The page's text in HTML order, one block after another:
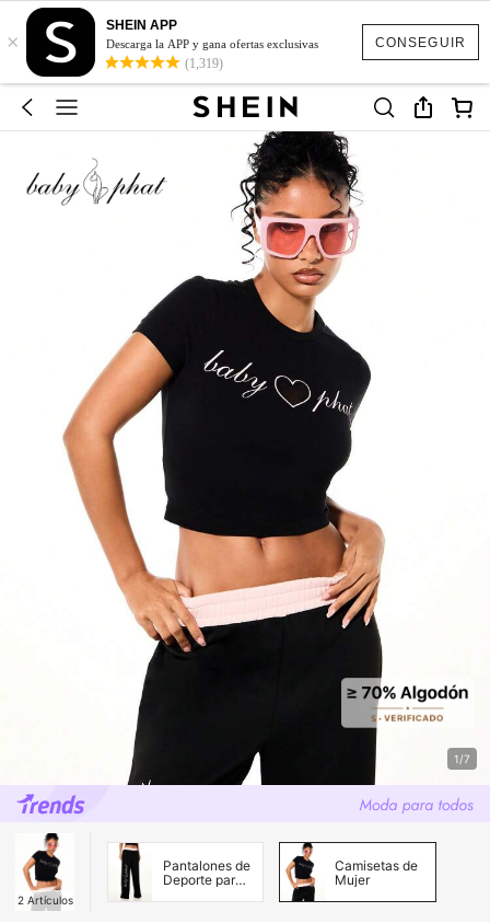
CONSEGUIR
×
SHEIN APP
Descarga la APP y gana ofertas exclusivas
(1,319)
1/7
2 Artículos
Pantalones de
Deporte para
Camisetas de
Mujer